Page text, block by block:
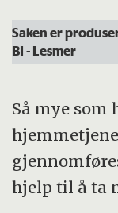
Saken er
BI -Lesmer
Så mye som
hjelp til å ta